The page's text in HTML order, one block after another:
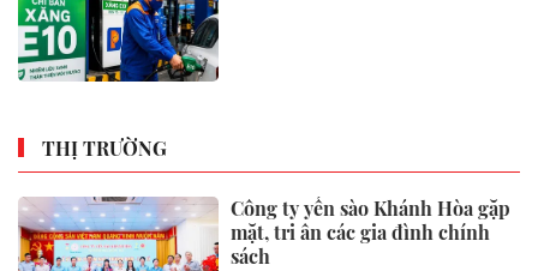
THỊ TRƯỜNG
Công ty yến sào Khánh Hòa gặp
mặt, tri ân các gia đình chính
sách